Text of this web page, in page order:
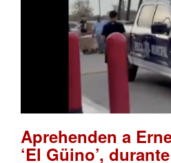
Aprehenden a
‘El Güino’,